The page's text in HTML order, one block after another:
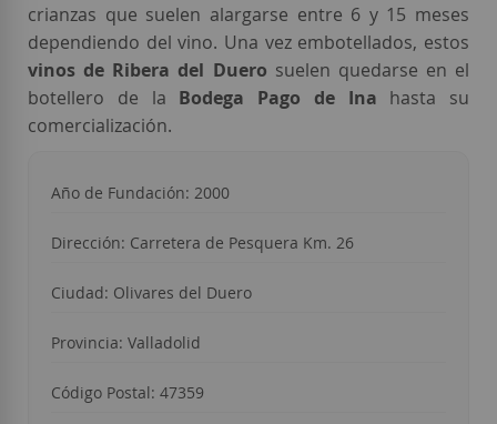
crianzas que suelen alargarse entre 6 y 15 meses
dependiendo del vino. Una vez embotellados, estos
vinos de Ribera del Duero suelen quedarse en el
botellero de la Bodega Pago de Ina hasta su
comercialización.
Año de Fundación: 2000
Dirección: Carretera de Pesquera Km. 26
Ciudad: Olivares del Duero
Provincia: Valladolid
Código Postal: 47359